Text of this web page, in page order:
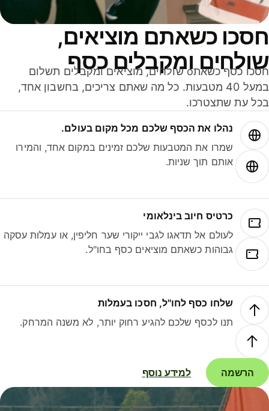
כשאתם מוציאים,
ומקבלים כסף
חסכו כסף כשאתo שולחים, מוציאים ומקבלים תשלום
במעל 40 מטבעות. כל מה שאתם צריכים, בחשבון אחד,
עת שתצטרכו.
נהלו את הכסף שלכם מכל מקום בעולם.
שמרו את המטבעות שלכם זמינים במקום אחד, והמירו
אותם תוך שניות.
כרטיס חיוב בינלאומי
לעולם אל תדאגו לגבי ייקורי שער חליפין, או עמלות עסקה
גבוהות כשאתם מוציאים כסף בחו"ל.
שלחו כסף לחו"ל, חסכו בעמלות
תנו לכסף שלכם להגיע רחוק יותר, לא משנה המרחק.
הרשמה למידע נוסף